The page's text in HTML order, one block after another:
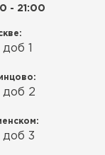
- 21:00
1
доб 2
доб 3